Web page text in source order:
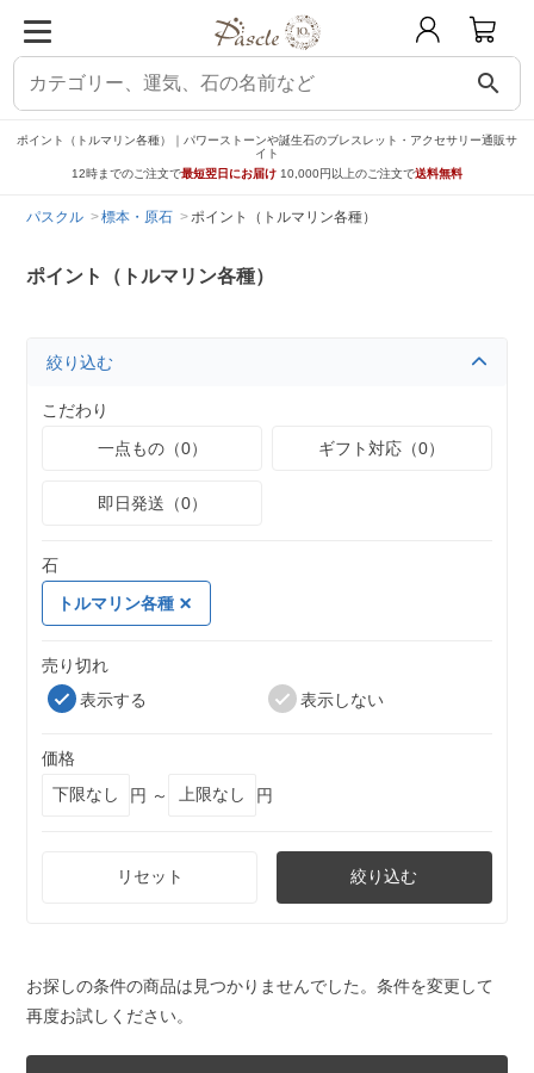
search
ポイント（トルマリン各種）｜パワーストーンや誕生石のブレスレット・アクセサリー通販サ
イト
12時までのご注文で最短翌日にお届け 10,000円以上のご注文で送料無料
パスクル 標本・原石 ポイント（トルマリン各種）
ポイント（トルマリン各種）
絞り込む
こだわり
一点もの（0）
ギフト対応（0）
即日発送（0）
石
トルマリン各種
売り切れ
表示する
表示しない
価格
円 ～
円
リセット 絞り込む
お探しの条件の商品は見つかりませんでした。条件を変更して
再度お試しください。